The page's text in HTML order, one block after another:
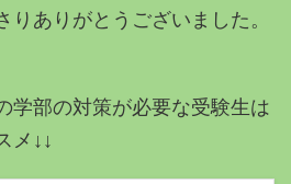
りありがとうございました。
学部の対策が必要な受験生は
メ↓↓